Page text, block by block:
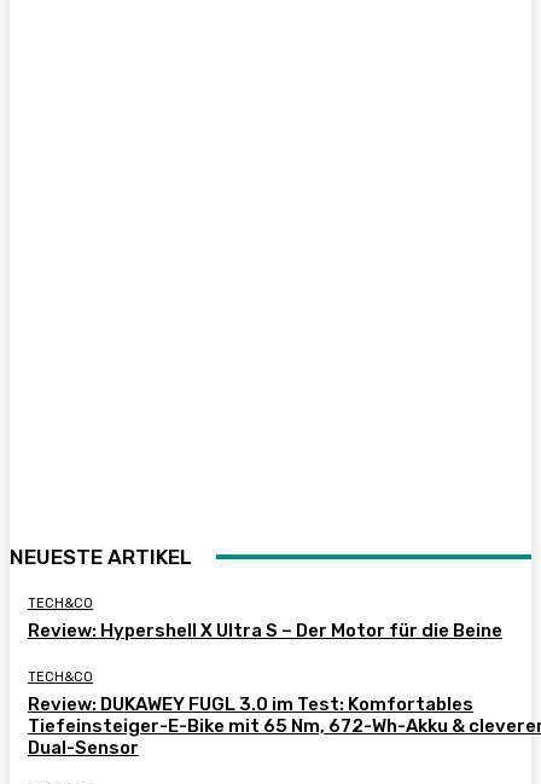
NEUESTE ARTIKEL
TECH&CO
Review: Hypershell X Ultra S – Der Motor für die Beine
TECH&CO
Review: DUKAWEY FUGL 3.0 im Test: Komfortables
Tiefeinsteiger-E-Bike mit 65 Nm, 672-Wh-Akku &
Dual-Sensor